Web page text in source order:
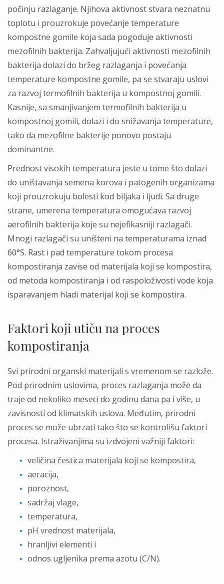
počinju razlaganje. Nјihova aktivnost stvara neznatnu
toplotu i prouzrokuje povećanje temperature
kompostne gomile koja sada pogoduje aktivnosti
mezofilnih bakterija. Zahvaljujući aktivnosti mezofilnih
bakterija dolazi do bržeg razlaganja i povećanja
temperature kompostne gomile, pa se stvaraju uslovi
za razvoj termofilnih bakterija u kompostnoj gomili.
Kasnije, sa smanjivanjem termofilnih bakterija u
kompostnoj gomili, dolazi i do snižavanja temperature,
tako da mezofilne bakterije ponovo postaju
dominantne.
Prednost visokih temperatura jeste u tome što dolazi
do uništavanja semena korova i patogenih organizama
koji prouzrokuju bolesti kod biljaka i ljudi. Sa druge
strane, umerena temperatura omogućava razvoj
aerofilnih bakterija koje su nejefikasniji razlagači.
Mnogi razlagači su uništeni na temperaturama iznad
60°S. Rast i pad temperature tokom procesa
kompostiranja zavise od materijala koji se kompostira,
od metoda kompostiranja i od raspoloživosti vode koja
isparavanjem hladi materijal koji se kompostira.
Faktori koji utiču na proces
kompostiranja
Svi prirodni organski materijali s vremenom se razlože.
Pod prirodnim uslovima, proces razlaganja može da
traje od nekoliko meseci do godinu dana pa i više, u
zavisnosti od klimatskih uslova. Međutim, prirodni
proces se može ubrzati tako što se kontrolišu faktori
procesa. Istraživanjima su izdvojeni važniji faktori:
veličina čestica materijala koji se kompostira,
aeracija,
poroznost,
sadržaj vlage,
temperatura,
pH vrednost materijala,
hranljivi elementi i
odnos ugljenika prema azotu (C/N).